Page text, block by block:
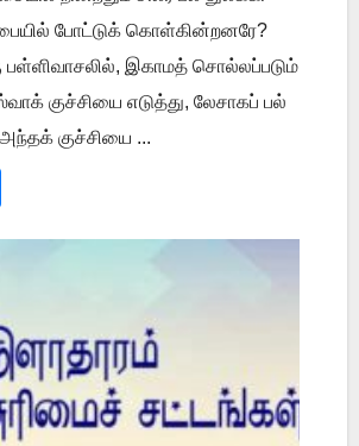
போட்டுக் கொள்கின்றனரே?
இகாமத் சொல்லப்படும்
குச்சியை எடுத்து, லேசாகப் பல்
அந்தக் குச்சியை ...